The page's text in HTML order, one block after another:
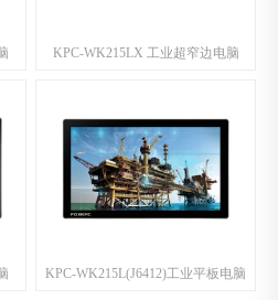
KPC-WK215LX 工业超窄边电脑
KPC-WK215L(J6412)工业平板电脑